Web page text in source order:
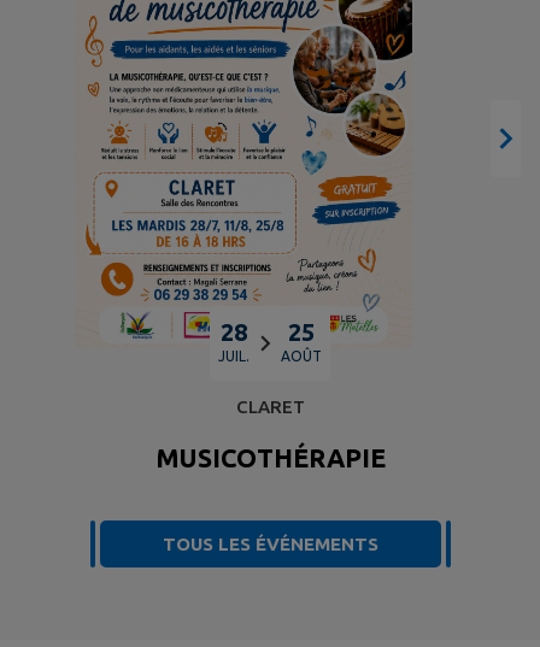
28
JUIL.
25
AOÛT
CLARET
MUSICOTHÉRAPIE
TOUS LES ÉVÉNEMENTS